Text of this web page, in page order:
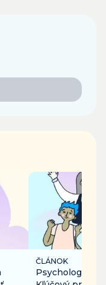
ČLÁNOK
Psychologická